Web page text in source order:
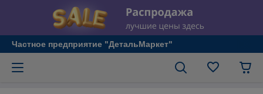
Частное предприятие "ДетальМаркет"